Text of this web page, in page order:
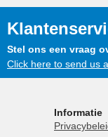
Stel ons een vraag
Click here to send us
Informatie